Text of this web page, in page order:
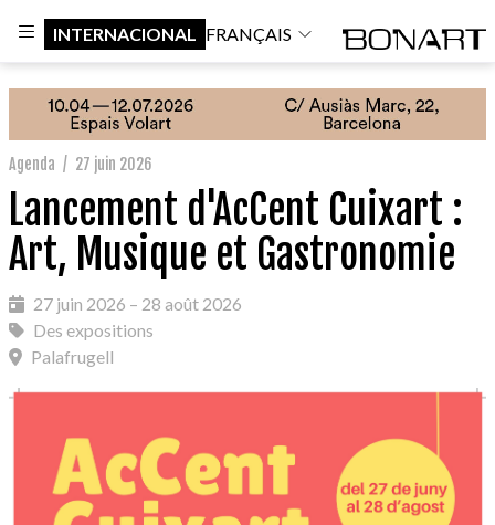
INTERNACIONAL FRANÇAIS
Agenda / 27 juin 2026
Lancement d'AcCent Cuixart :
Art, Musique et Gastronomie
27 juin 2026 – 28 août 2026
Des expositions
Palafrugell